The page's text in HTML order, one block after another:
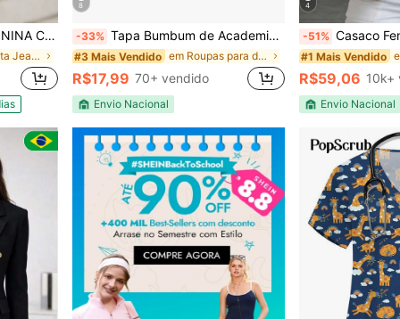
11.11 Promoção Cor Preto
em Perna reta Jeans Feminino
8
-33% Tapa Bumbum de Academia para Amarrar na Cintura e se Proteger Treino Musculação Feminino
#3 Mais Vendido em Roupas para dança de palco
R$17,99 70+ vendido
Envio Nacional
4
-51% Casaco Feminino
#1 Mais Vendido
Quase esgotado!
#1 Mais Vendido
Quase esgotado!
#1 Mais Vendido
Quase esgotado!
#1 Mais Vendido
Quase esgotado!
R$59,06 10k+
Envio Nacional